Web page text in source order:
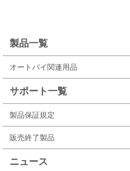
製品一覧
オートバイ関連用品
サポート一覧
製品保証規定
販売終了製品
ニュース